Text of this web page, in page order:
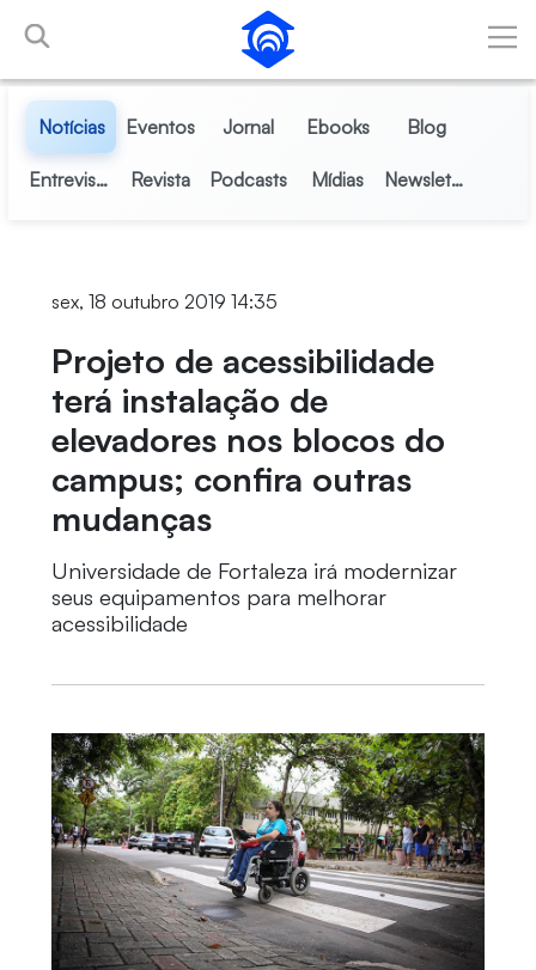
Pular para o Conteúdo principal
Notícias Eventos Jornal Ebooks Blog
Entrevistas Revista Podcasts Mídias Newsletter
sex, 18 outubro 2019 14:35
Projeto de acessibilidade
terá instalação de
elevadores nos blocos do
campus; confira outras
mudanças
Universidade de Fortaleza irá modernizar
seus equipamentos para melhorar
acessibilidade